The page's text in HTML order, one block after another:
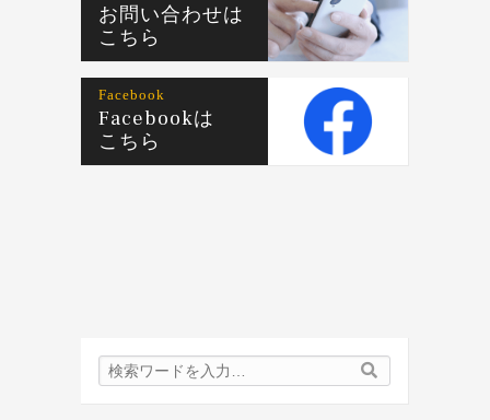
お問い合わせは
こちら
Facebook
Facebookは
こちら
検
索